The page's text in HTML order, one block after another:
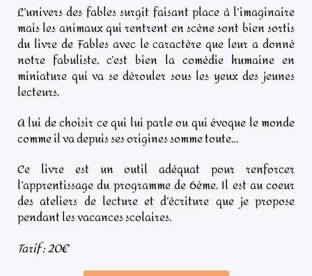
L’univers des fables surgit faisant place à l’imaginaire
mais les animaux qui rentrent en scène sont bien sortis
du livre de Fables avec le caractère que leur a donné
notre fabuliste, c’est bien la comédie humaine en
miniature qui va se dérouler sous les yeux des jeunes
lecteurs.
A lui de choisir ce qui lui parle ou qui évoque le monde
comme il va depuis ses origines somme toute…
Ce livre est un outil adéquat pour renforcer
l’apprentissage du programme de 6ème. Il est au coeur
des ateliers de lecture et d’écriture que je propose
pendant les vacances scolaires.
Tarif : 20€